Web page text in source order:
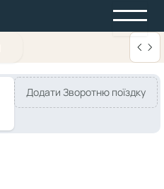
Додати Зворотню поїздку